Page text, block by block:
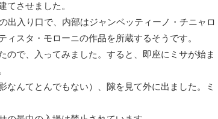
てさせました。
出入り口で、内部はジャンベッティーノ・チニャロ
ィスタ・モローニの作品を所蔵するそうです。
ので、入ってみました。すると、即座にミサが始ま
なんてとんでもない）、隙を見て外に出ました。ミ